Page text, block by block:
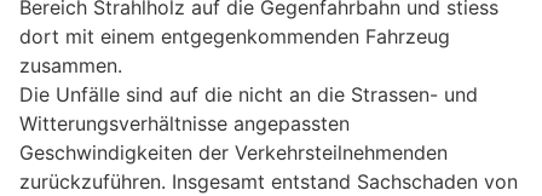
Bereich Strahlholz auf die Gegenfahrbahn und stiess
dort mit einem entgegenkommenden Fahrzeug
zusammen.
Die Unfälle sind auf die nicht an die Strassen- und
Witterungsverhältnisse angepassten
Geschwindigkeiten der Verkehrsteilnehmenden
zurückzuführen. Insgesamt entstand Sachschaden von